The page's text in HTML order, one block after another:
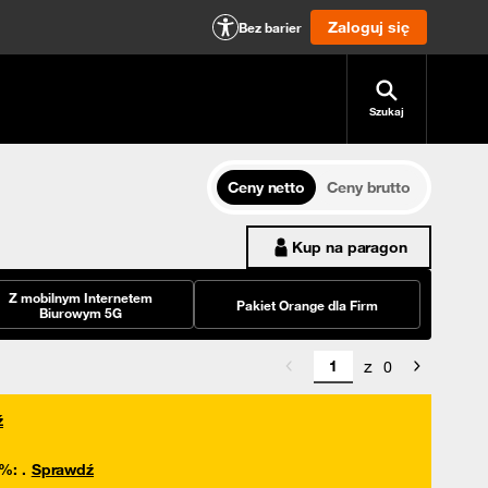
Bez barier Zaloguj się
Szukaj
Ceny netto
Ceny brutto
Kup na paragon
Z mobilnym Internetem
Biurowym 5G
Pakiet Orange dla Firm
z 0
: . Sprawdź